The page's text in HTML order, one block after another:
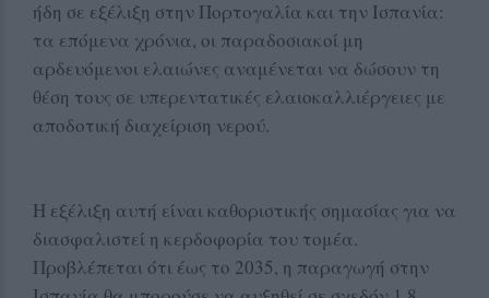
ήδη σε εξέλιξη στην Πορτογαλία και την Ισπανία:
τα επόμενα χρόνια, οι παραδοσιακοί μη
αρδευόμενοι ελαιώνες αναμένεται να δώσουν τη
θέση τους σε υπερεντατικές ελαιοκαλλιέργειες με
αποδοτική διαχείριση νερού.
Η εξέλιξη αυτή είναι καθοριστικής σημασίας για να
διασφαλιστεί η κερδοφορία του τομέα.
Προβλέπεται ότι έως το 2035, η παραγωγή στην